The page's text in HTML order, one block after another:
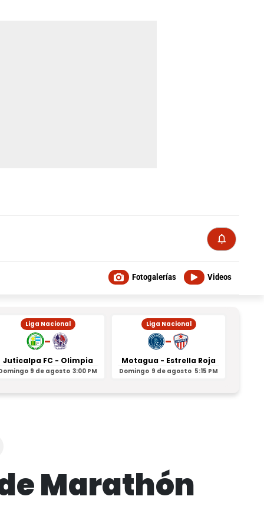
Videos
Fotogalerías
Liga Nacional
-
Juticalpa FC - Olimpia
9 de agosto 3:00 PM
Liga Nacional
-
Motagua - Estrella Roja
Domingo 9 de agosto 5:15 PM
Marathón